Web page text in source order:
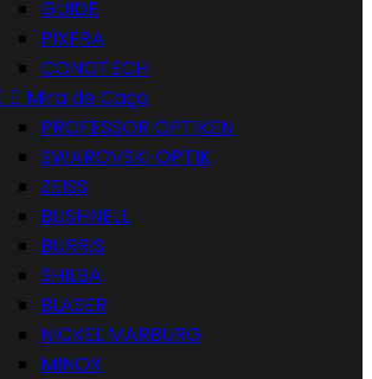
GUIDE
PIXFRA
CONOTECH
 Mira de Caça
PROFESSOR OPTIKEN
SWAROVSKI OPTIK
ZEISS
BUSHNELL
BURRIS
SHILBA
BLASER
NICKEL MARBURG
MINOX